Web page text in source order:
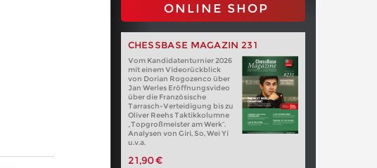
ONLINE SHOP
CHESSBASE MAGAZIN 231
Vom Kandidatenturnier 2026
mit einem Videorückblick
von Dorian Rogozenco über
Jan Werles Eröffnungsvideo
über die Französische
Tarrasch-Verteidigung bis zu
Oliver Reehs Taktikkolumne
„Topgroßmeister am Werk“.
Analysen von Giri, So, Wei Yi
u.v.a.
21,90 €